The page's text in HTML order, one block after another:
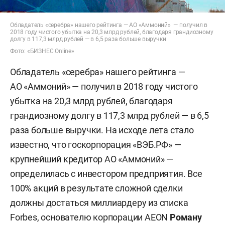
Обладатель «серебра» нашего рейтинга — АО «Аммоний» — получил в
2018 году чистого убытка на 20,3 млрд рублей, благодаря грандиозному
долгу в 117,3 млрд рублей — в 6,5 раза больше выручки
Фото: «БИЗНЕС Online»
Обладатель «серебра» нашего рейтинга —
АО «Аммоний» — получил в 2018 году чистого
убытка на 20,3 млрд рублей, благодаря
грандиозному долгу в 117,3 млрд рублей — в 6,5
раза больше выручки. На исходе лета стало
известно, что госкорпорация «ВЭБ.РФ» —
крупнейший кредитор АО «Аммоний» —
определилась с инвестором предприятия. Все
100% акций в результате сложной сделки
должны достаться миллиардеру из списка
Forbes, основателю корпорации AEON Роману